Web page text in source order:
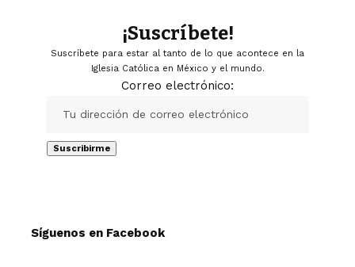
¡Suscríbete!
Suscríbete para estar al tanto de lo que acontece en la
Iglesia Católica en México y el mundo.
Correo electrónico:
Síguenos en Facebook